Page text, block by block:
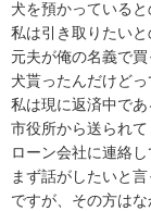
犬を預かっていると
私は引き取りたい
元夫が俺の名義で
犬貰ったんだけどっ
私は現に返済中であ
市役所から送られ
ローン会社に連絡
まず話がしたいと言
ですが、その方は